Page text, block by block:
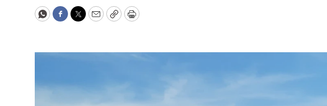
WhatsApp
Facebook
Twitter
EmailCopyPrint